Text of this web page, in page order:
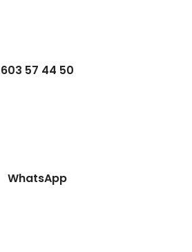
603 57 44 50
WhatsApp